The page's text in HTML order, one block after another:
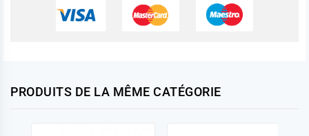
PRODUITS DE LA MÊME CATÉGORIE